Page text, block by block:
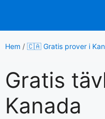
innehåll
Hem / 🇨🇦 Gratis prover i
Gratis
Kanada